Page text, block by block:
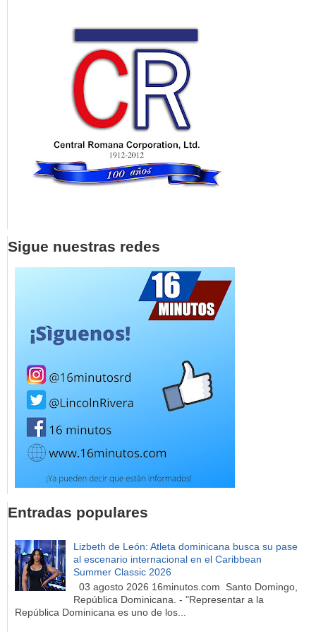
Sigue nuestras redes
Entradas populares
Lizbeth de León: Atleta dominicana busca su pase
al escenario internacional en el Caribbean
Summer Classic 2026
03 agosto 2026 16minutos.com Santo Domingo,
República Dominicana. - "Representar a la
República Dominicana es uno de los...